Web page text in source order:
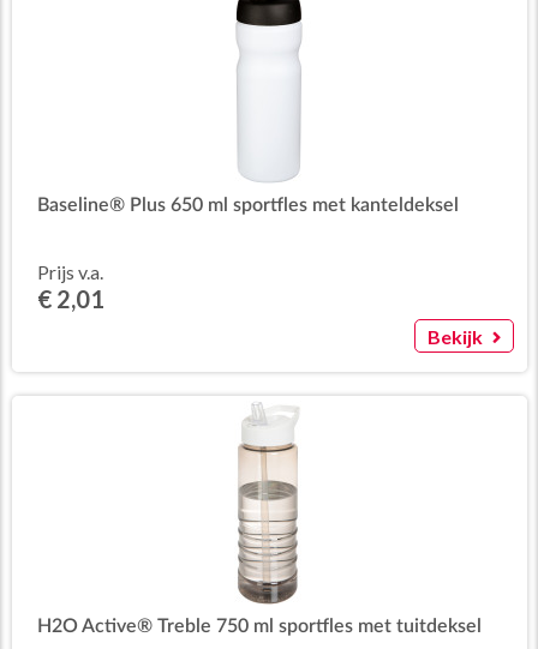
Baseline® Plus 650 ml sportfles met kanteldeksel
Prijs v.a.
€ 2,01
Bekijk
H2O Active® Treble 750 ml sportfles met tuitdeksel